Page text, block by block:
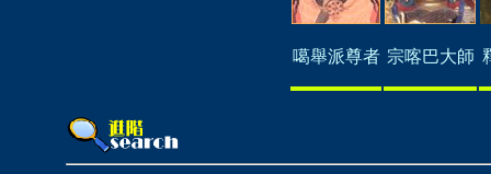
噶舉派尊者 宗喀巴大師